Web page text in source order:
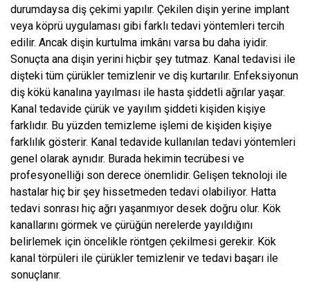
durumdaysa diş çekimi yapılır. Çekilen dişin yerine implant
veya köprü uygulaması gibi farklı tedavi yöntemleri tercih
edilir. Ancak dişin kurtulma imkânı varsa bu daha iyidir.
Sonuçta ana dişin yerini hiçbir şey tutmaz. Kanal tedavisi ile
dişteki tüm çürükler temizlenir ve diş kurtarılır. Enfeksiyonun
diş kökü kanalına yayılması ile hasta şiddetli ağrılar yaşar.
Kanal tedavide çürük ve yayılım şiddeti kişiden kişiye
farklıdır. Bu yüzden temizleme işlemi de kişiden kişiye
farklılık gösterir. Kanal tedavide kullanılan tedavi yöntemleri
genel olarak aynıdır. Burada hekimin tecrübesi ve
profesyonelliği son derece önemlidir. Gelişen teknoloji ile
hastalar hiç bir şey hissetmeden tedavi olabiliyor. Hatta
tedavi sonrası hiç ağrı yaşanmıyor desek doğru olur. Kök
kanallarını görmek ve çürüğün nerelerde yayıldığını
belirlemek için öncelikle röntgen çekilmesi gerekir. Kök
kanal törpüleri ile çürükler temizlenir ve tedavi başarı ile
sonuçlanır.